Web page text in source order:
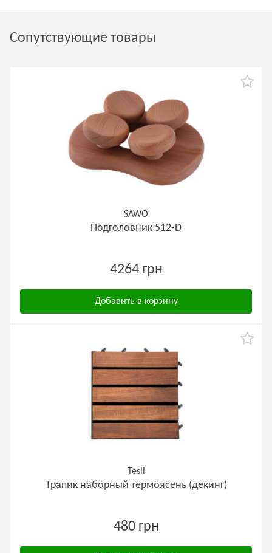
Сопутствующие товары
SAWO
Подголовник 512-D
4264 грн
Добавить в корзину
Tesli
Трапик наборный термоясень (декинг)
480 грн